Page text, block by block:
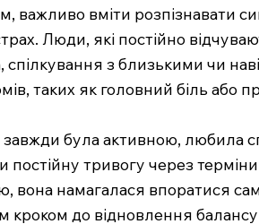
вміти розпізнавати
Люди, які постійно
з близькими чи
таких як головний біль або
була активною, любила
постійну тривогу через
вона намагалася впоратися
до відновлення балансу